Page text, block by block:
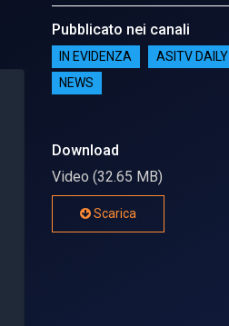
Pubblicato nei canali
IN EVIDENZA
ASITV DAILY
NEWS
Download
Video (32.65 MB)
Scarica